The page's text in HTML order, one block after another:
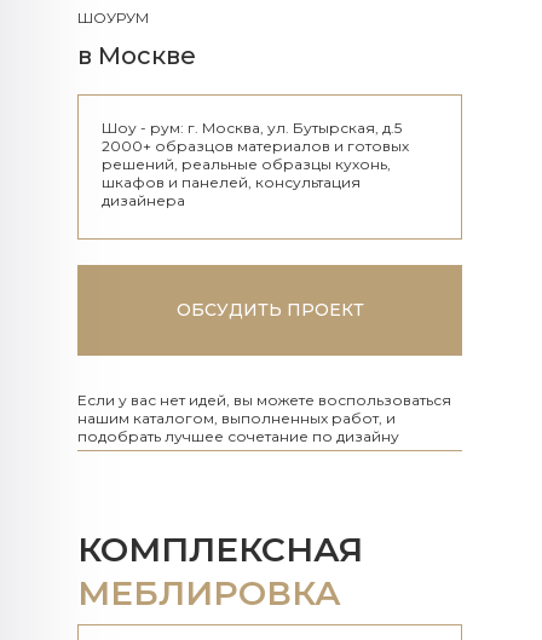
ШОУРУМ
в Москве
Шоу - рум: г. Москва, ул. Бутырская, д.5
2000+ образцов материалов и готовых
решений, реальные образцы кухонь,
шкафов и панелей, консультация
дизайнера
ОБСУДИТЬ ПРОЕКТ
Если у вас нет идей, вы можете воспользоваться
нашим каталогом, выполненных работ, и
подобрать лучшее сочетание по дизайну
КОМПЛЕКСНАЯ
МЕБЛИРОВКА